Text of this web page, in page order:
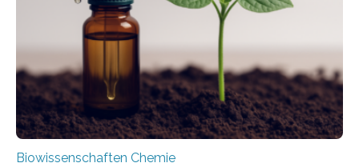
fossile Nachweis einer Stechmückenlarve in Bernstein
stellt gleichzeitig den ersten Fossilfund einer
Mückenlarve aus dem Mesozoikum dar, denn…
Biowissenschaften Chemie